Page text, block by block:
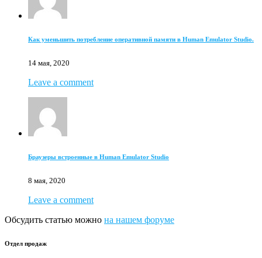
Как уменьшить потребление оперативной памяти в Human Emulator Studio.
14 мая, 2020
Leave a comment
Браузеры встроенные в Human Emulator Studio
8 мая, 2020
Leave a comment
Обсудить статью можно на нашем форуме
Отдел продаж